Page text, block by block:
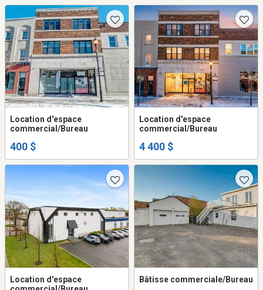
Location d'espace
commercial/Bureau
400 $
Location d'espace
commercial/Bureau
4 400 $
Location d'espace
Bâtisse commerciale/Bureau